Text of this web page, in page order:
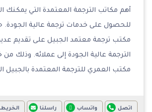
أهم مكاتب الترجمة المعتمدة التي يمكنك
للحصول على خدمات ترجمة عالية
مكتب ترجمة معتمد الجبيل على تقديم
الترجمة عالية الجودة إلى عملائه. وذلك
مكتب العمري للترجمة المعتمدة بالجبيل
اتصل واتساب راسلنا